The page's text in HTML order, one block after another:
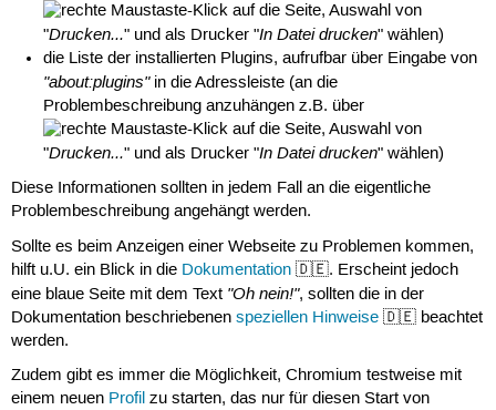
-Klick auf die Seite, Auswahl von
"Drucken..." und als Drucker "In Datei drucken" wählen)
die Liste der installierten Plugins, aufrufbar über Eingabe von
"about:plugins"in die Adressleiste (an die
Problembeschreibung anzuhängen z.B. über
-Klick auf die Seite, Auswahl von
"Drucken..." und als Drucker "In Datei drucken" wählen)
Diese Informationen sollten in jedem Fall an die eigentliche
Problembeschreibung angehängt werden.
Sollte es beim Anzeigen einer Webseite zu Problemen kommen,
hilft u.U. ein Blick in die Dokumentation🇩🇪. Erscheint jedoch
eine blaue Seite mit dem Text "Oh nein!", sollten die in der
Dokumentation beschriebenen speziellen Hinweise🇩🇪 beachtet
werden.
Zudem gibt es immer die Möglichkeit, Chromium testweise mit
einem neuen Profilzu starten, das nur für diesen Start von